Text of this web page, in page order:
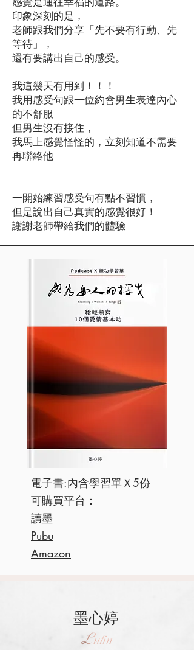
印象深刻的是，
老師跟我們分享「先不要有行動、先
等待」，
還有要講出自己的感受。
我這幾天有用到！！！
我用感受句跟一位約會男生表達內心
的不舒服
但男生沒有接住，
我馬上感覺怪怪的，立刻知道不需要
再聯絡他
一開始練習感受句有點不習慣，
但是說出自己真實的感覺很好！
謝謝老師帶給我們的體驗
電子書:內含學習單Ｘ5份
​可購買平台：
讀墨
Pubu
​Amazon​
墨心婷